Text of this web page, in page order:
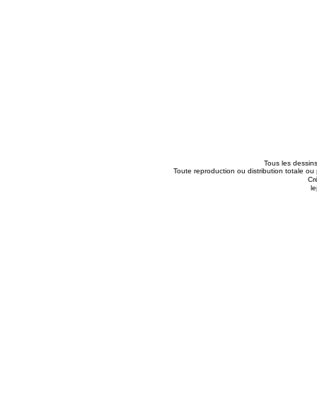
Tous les
Toute reproduction ou distribution totale